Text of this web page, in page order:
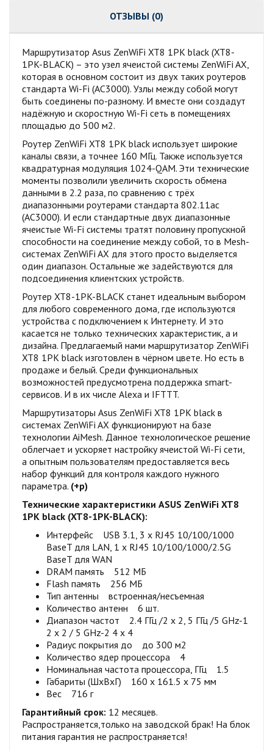
ОТЗЫВЫ (0)
Маршрутизатор Asus ZenWiFi XT8 1PK black (XT8-
1PK-BLACK) – это узел ячеистой системы ZenWiFi AX,
которая в основном состоит из двух таких роутеров
стандарта Wi-Fi (AC3000). Узлы между собой могут
быть соединены по-разному. И вместе они создадут
надёжную и скоростную Wi-Fi сеть в помещениях
площадью до 500 м2.
Роутер ZenWiFi XT8 1PK black использует широкие
каналы связи, а точнее 160 МГц. Также используется
квадратурная модуляция 1024-QAM. Эти технические
моменты позволили увеличить скорость обмена
данными в 2.2 раза, по сравнению с трёх
диапазонными роутерами стандарта 802.11ac
(AC3000). И если стандартные двух диапазонные
ячеистые Wi-Fi системы тратят половину пропускной
способности на соединение между собой, то в Mesh-
системах ZenWiFi AX для этого просто выделяется
один диапазон. Остальные же задействуются для
подсоединения клиентских устройств.
Роутер XT8-1PK-BLACK станет идеальным выбором
для любого современного дома, где используются
устройства с подключением к Интернету. И это
касается не только технических характеристик, а и
дизайна. Предлагаемый нами маршрутизатор ZenWiFi
XT8 1PK black изготовлен в чёрном цвете. Но есть в
продаже и белый. Среди функциональных
возможностей предусмотрена поддержка smart-
сервисов. И в их числе Alexa и IFTTT.
Маршрутизаторы Asus ZenWiFi XT8 1PK black в
системах ZenWiFi AX функционируют на базе
технологии AiMesh. Данное технологическое решение
облегчает и ускоряет настройку ячеистой Wi-Fi сети,
а опытным пользователям предоставляется весь
набор функций для контроля каждого нужного
параметра. (+р)
Технические характеристики ASUS ZenWiFi XT8
1PK black (XT8-1PK-BLACK):
Интерфейс USB 3.1, 3 x RJ45 10/100/1000
BaseT для LAN, 1 x RJ45 10/100/1000/2.5G
BaseT для WAN
DRAM память 512 МБ
Flash память 256 МБ
Тип антенны встроенная/несъемная
Количество антенн 6 шт.
Диапазон частот 2.4 ГГц /2 x 2, 5 ГГц /5 GHz-1
2 x 2 / 5 GHz-2 4 x 4
Радиус покрытия до до 300 м2
Количество ядер процессора 4
Номинальная частота процессора, ГГц 1.5
Габариты (ШхВхГ) 160 x 161.5 x 75 мм
Вес 716 г
Гарантийный срок: 12 месяцев.
Распространяется,только на заводской брак! На блок
питания гарантия не распространяется!